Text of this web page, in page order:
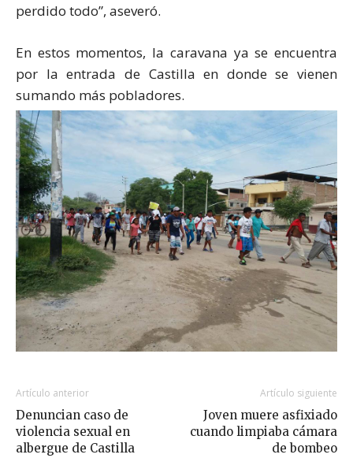
perdido todo”, aseveró.
En estos momentos, la caravana ya se encuentra
por la entrada de Castilla en donde se vienen
sumando más pobladores.
Artículo anterior
Denuncian caso de
violencia sexual en
albergue de Castilla
Artículo siguiente
Joven muere asfixiado
cuando limpiaba cámara
de bombeo